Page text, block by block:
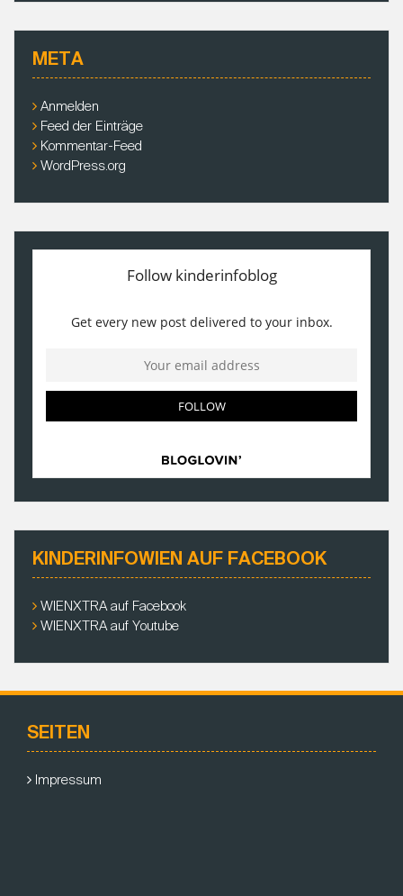
h
v
e
META
Anmelden
Feed der Einträge
Kommentar-Feed
WordPress.org
KINDERINFOWIEN AUF FACEBOOK
WIENXTRA auf Facebook
WIENXTRA auf Youtube
SEITEN
Impressum